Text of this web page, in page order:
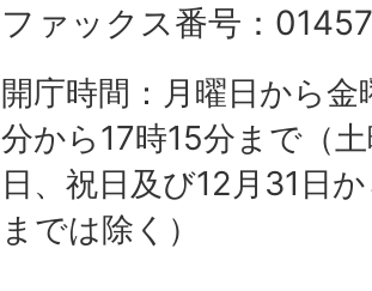
ファックス番号：
開庁時間：月曜日から
分から17時15分まで（
日、祝日及び12月31日
までは除く）